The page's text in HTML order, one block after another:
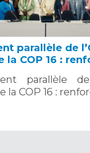
parallèle de
la COP 16 :
d’Alerte Précoce
12
parallèle
la COP 16 :